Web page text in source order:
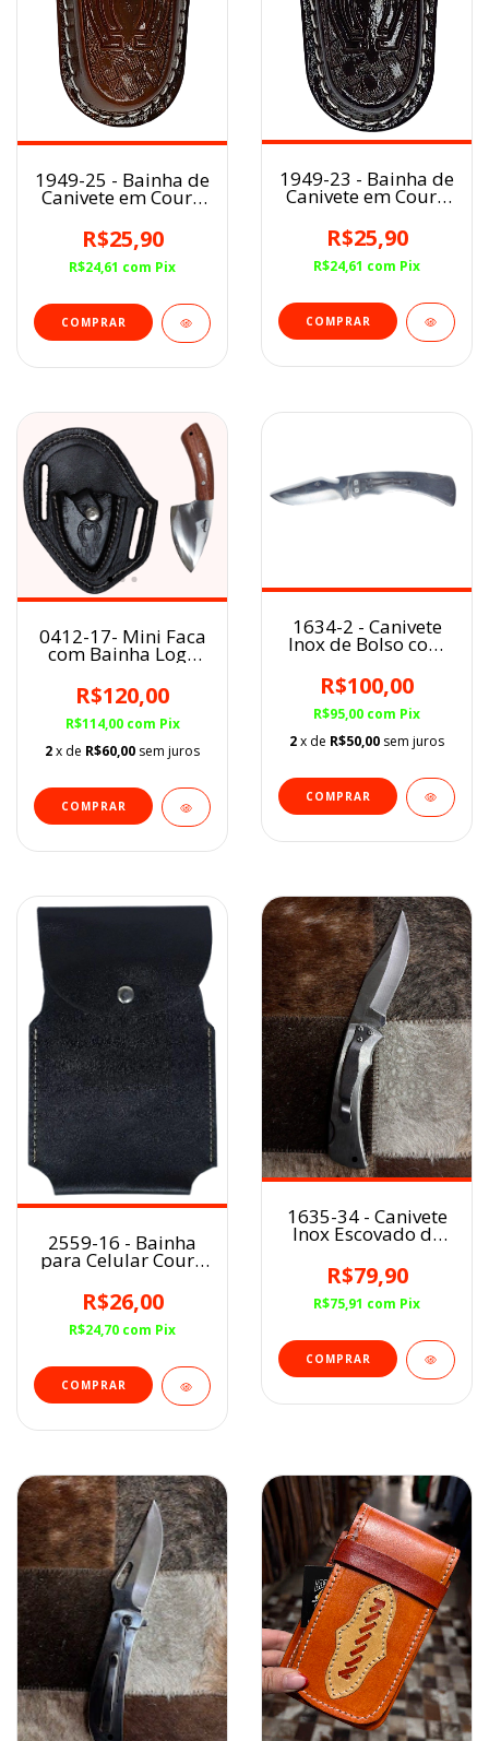
1949-25 - Bainha de
Canivete em Couro
Símbolo MM
R$25,90
R$24,61 com Pix
1949-23 - Bainha de
Canivete em Couro
Símbolo MM
R$25,90
R$24,61 com Pix
0412-17- Mini Faca
com Bainha Logo
Marchador Preto
R$120,00
R$114,00 com Pix
2x de R$60,00 sem juros
1634-2 - Canivete
Inox de Bolso com
Garrafa grande
R$100,00
R$95,00 com Pix
2x de R$50,00 sem juros
2559-16 - Bainha
para Celular Couro
R$26,00
R$24,70 com Pix
1635-34 - Canivete
Inox Escovado de
R$79,90
R$75,91 com Pix